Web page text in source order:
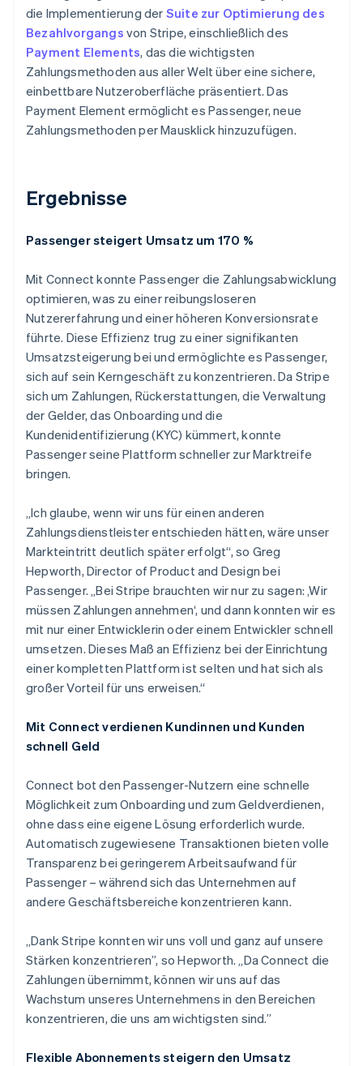
die Implementierung der Suite zur Optimierung des
Bezahlvorgangs von Stripe, einschließlich des
Payment Elements, das die wichtigsten
Zahlungsmethoden aus aller Welt über eine sichere,
einbettbare Nutzeroberfläche präsentiert. Das
Payment Element ermöglicht es Passenger, neue
Zahlungsmethoden per Mausklick hinzuzufügen.
Ergebnisse
Passenger steigert Umsatz um 170 %
Mit Connect konnte Passenger die Zahlungsabwicklung
optimieren, was zu einer reibungsloseren
Nutzererfahrung und einer höheren Konversionsrate
führte. Diese Effizienz trug zu einer signifikanten
Umsatzsteigerung bei und ermöglichte es Passenger,
sich auf sein Kerngeschäft zu konzentrieren. Da Stripe
sich um Zahlungen, Rückerstattungen, die Verwaltung
der Gelder, das Onboarding und die
Kundenidentifizierung (KYC) kümmert, konnte
Passenger seine Plattform schneller zur Marktreife
bringen.
„Ich glaube, wenn wir uns für einen anderen
Zahlungsdienstleister entschieden hätten, wäre unser
Markteintritt deutlich später erfolgt“, so Greg
Hepworth, Director of Product and Design bei
Passenger. „Bei Stripe brauchten wir nur zu sagen: ‚Wir
müssen Zahlungen annehmen‘, und dann konnten wir es
mit nur einer Entwicklerin oder einem Entwickler schnell
umsetzen. Dieses Maß an Effizienz bei der Einrichtung
einer kompletten Plattform ist selten und hat sich als
großer Vorteil für uns erweisen.“
Mit Connect verdienen Kundinnen und Kunden
schnell Geld
Connect bot den Passenger-Nutzern eine schnelle
Möglichkeit zum Onboarding und zum Geldverdienen,
ohne dass eine eigene Lösung erforderlich wurde.
Automatisch zugewiesene Transaktionen bieten volle
Transparenz bei geringerem Arbeitsaufwand für
Passenger – während sich das Unternehmen auf
andere Geschäftsbereiche konzentrieren kann.
„Dank Stripe konnten wir uns voll und ganz auf unsere
Stärken konzentrieren”, so Hepworth. „Da Connect die
Zahlungen übernimmt, können wir uns auf das
Wachstum unseres Unternehmens in den Bereichen
konzentrieren, die uns am wichtigsten sind.”
Flexible Abonnements steigern den Umsatz